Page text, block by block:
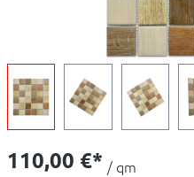
110,00 €* / qm